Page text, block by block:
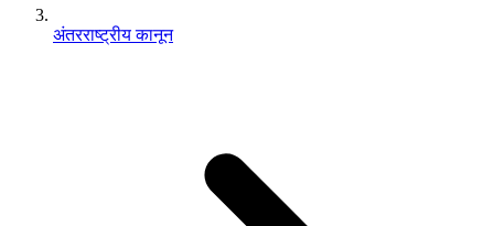
अंतरराष्ट्रीय कानून